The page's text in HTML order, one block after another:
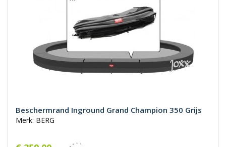
Beschermrand Inground Grand Champion 350 Grijs
Merk: BERG